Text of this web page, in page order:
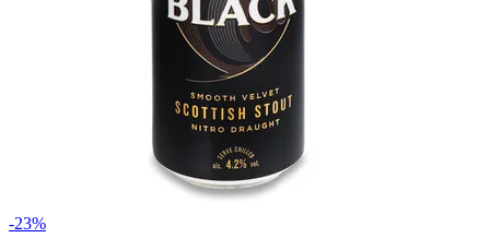
-23%